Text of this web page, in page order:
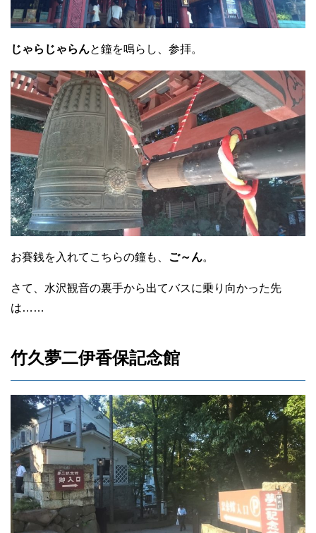
じゃらじゃらんと鐘を鳴らし、参拝。
お賽銭を入れてこちらの鐘も、 ご～ん。
さて、水沢観音の裏手から出てバスに乗り向かった先
は……
竹久夢二伊香保記念館